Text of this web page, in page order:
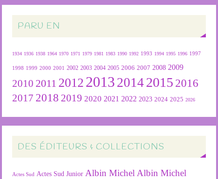
PARU EN
1934 1936 1938 1964 1970 1971 1979 1981 1983 1990 1992 1993 1994 1995 1996 1997
1998 1999 2000 2001 2002 2003 2004 2005 2006 2007 2008 2009
2010 2011 2012 2013 2014 2015 2016
2017 2018 2019 2020 2021 2022 2023 2024 2025 2026
DES ÉDITEURS & COLLECTIONS
Actes Sud Actes Sud Junior Albin Michel Albin Michel